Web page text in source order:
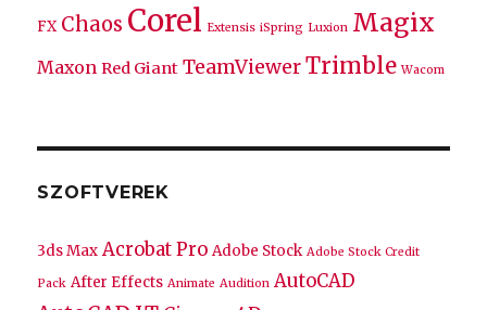
FX Chaos Corel Extensis iSpring Luxion Magix
Maxon Red Giant TeamViewer Trimble Wacom
SZOFTVEREK
3ds Max Acrobat Pro Adobe Stock Adobe Stock Credit
Pack After Effects Animate Audition AutoCAD